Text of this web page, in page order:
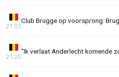
Club Brugge op voorsprong:
21:32
"Ik verlaat Anderlecht komende
21:20